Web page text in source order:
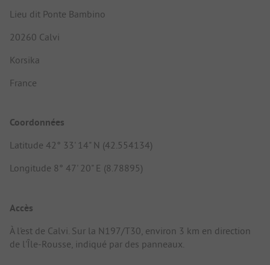
Lieu dit Ponte Bambino
20260 Calvi
Korsika
France
Coordonnées
Latitude 42° 33' 14" N (42.554134)
Longitude 8° 47' 20" E (8.78895)
Accès
À l'est de Calvi. Sur la N197/T30, environ 3 km en direction
de l'Île-Rousse, indiqué par des panneaux.